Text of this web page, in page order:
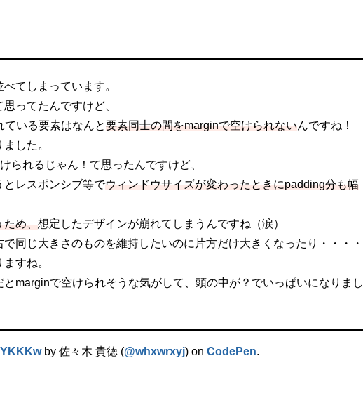
てしまっています。
ってたんですけど、
いる要素はなんと要素同士の間をmarginで空けられないんですね！
した。
られるじゃん！て思ったんですけど、
とレスポンシブ等でウィンドウサイズが変わったときにpadding分も幅
ため、想定したデザインが崩れてしまうんですね（涙）
同じ大きさのものを維持したいのに片方だけ大きくなったり・・・・
すね。
marginで空けられそうな気がして、頭の中が？でいっぱいになりまし
by 佐々木 貴徳 (@whxwrxyj) on CodePen.